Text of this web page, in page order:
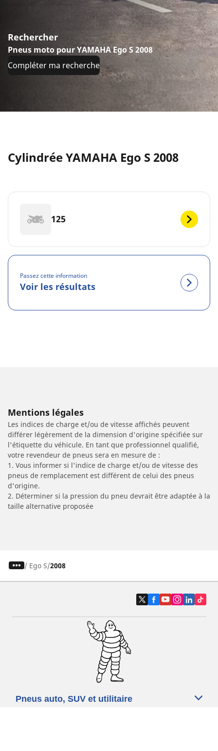
Rechercher
Pneus moto pour YAMAHA Ego S 2008
Compléter ma recherche
Cylindrée YAMAHA Ego S 2008
125
Passez cette information
Voir les résultats
Mentions légales
Les indices de charge et/ou de vitesse affichés peuvent
différer légèrement de la dimension d'origine spécifiée sur
l'étiquette du véhicule. En tant que professionnel qualifié,
votre revendeur de pneus sera en mesure de :
1. Vous informer si l'indice de charge et/ou de vitesse des
pneus de remplacement est différent de celui des pneus
d'origine.
2. Déterminer si la pression du pneu devrait être adaptée à la
taille alternative proposée
/ Ego S 2008
Pneus auto, SUV et utilitaire